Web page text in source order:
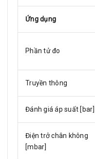
Ứng dụng
Phần tử đo
Truyền thông
Đánh giá áp suất [bar]
Điện trở chân không
[mbar]